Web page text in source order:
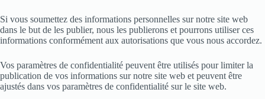
Si vous soumettez des informations personnelles sur notre site web
dans le but de les publier, nous les publierons et pourrons utiliser ces
informations conformément aux autorisations que vous nous accordez.
Vos paramètres de confidentialité peuvent être utilisés pour limiter la
publication de vos informations sur notre site web et peuvent être
ajustés dans vos paramètres de confidentialité sur le site web.